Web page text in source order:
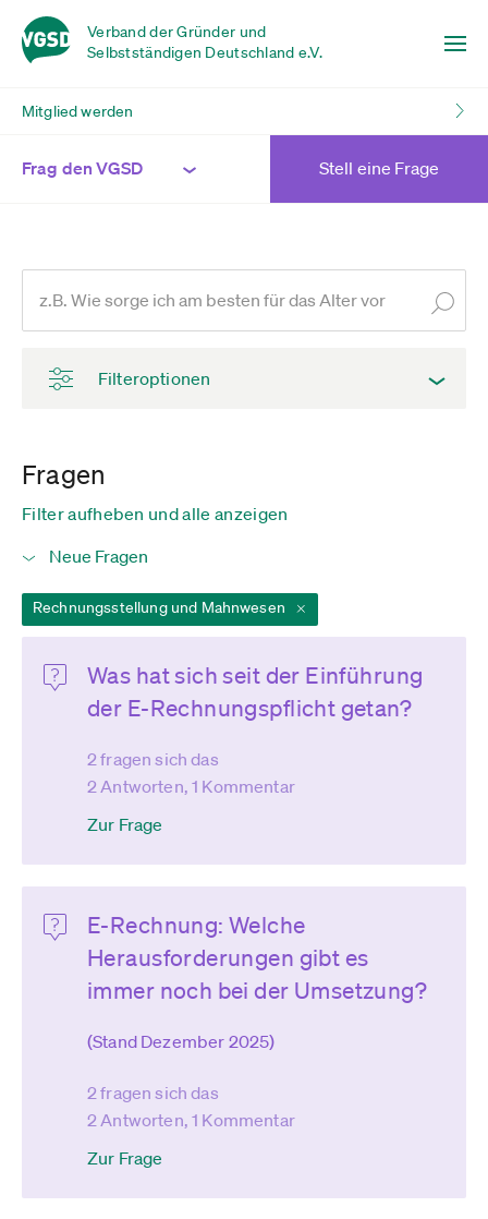
Verband der Gründer und
Selbstständigen Deutschland e.V.
Mitglied werden
Frag den VGSD Stell eine Frage
Filteroptionen
Fragen
Filter aufheben und alle anzeigen
Rechnungsstellung und Mahnwesen
Was hat sich seit der Einführung
der E-Rechnungspflicht getan?
2 fragen sich das
2 Antworten, 1 Kommentar
Zur Frage
E-Rechnung: Welche
Herausforderungen gibt es
immer noch bei der Umsetzung?
(Stand Dezember 2025)
2 fragen sich das
2 Antworten, 1 Kommentar
Zur Frage